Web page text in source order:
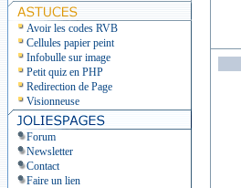
Avoir les codes RVB
Cellules papier peint
Infobulle sur image
Petit quiz en PHP
Redirection de Page
Visionneuse
Forum
Newsletter
Contact
Faire un lien